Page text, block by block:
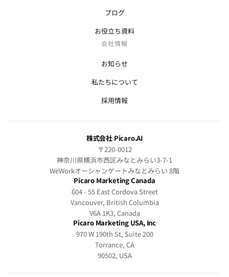
ブログ
お役立ち資料
会社情報
お知らせ
私たちについて
採用情報
株式会社 Picaro.AI
〒220-0012
神奈川県横浜市西区みなとみらい3-7-1
WeWorkオーシャンゲートみなとみらい 8階
Picaro Marketing Canada
604 - 55 East Cordova Street
Vancouver, British Columbia
V6A 1K3, Canada
Picaro Marketing USA, Inc
970 W 190th St, Suite 200
Torrance, CA
90502, USA